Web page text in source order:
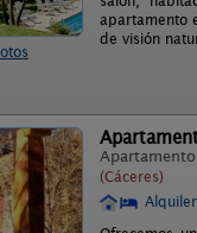
apartamento
de visión
(Cáceres)